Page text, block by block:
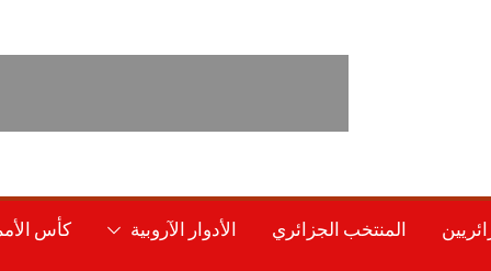
المنتخب الجزائري الأدوار الآروبية كأس